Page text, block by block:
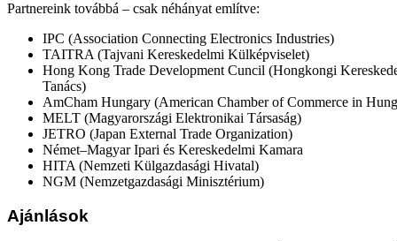
Partnereink továbbá – csak néhányat említve:
IPC (Association Connecting Electronics Industries)
TAITRA (Tajvani Kereskedelmi Külképviselet)
Hong Kong Trade Development Cuncil (Hongkongi
Tanács)
AmCham Hungary (American Chamber of Commerce in
MELT (Magyarországi Elektronikai Társaság)
JETRO (Japan External Trade Organization)
Német–Magyar Ipari és Kereskedelmi Kamara
HITA (Nemzeti Külgazdasági Hivatal)
NGM (Nemzetgazdasági Minisztérium)
Ajánlások